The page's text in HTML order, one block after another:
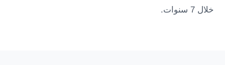
خلال 7 سنوات.